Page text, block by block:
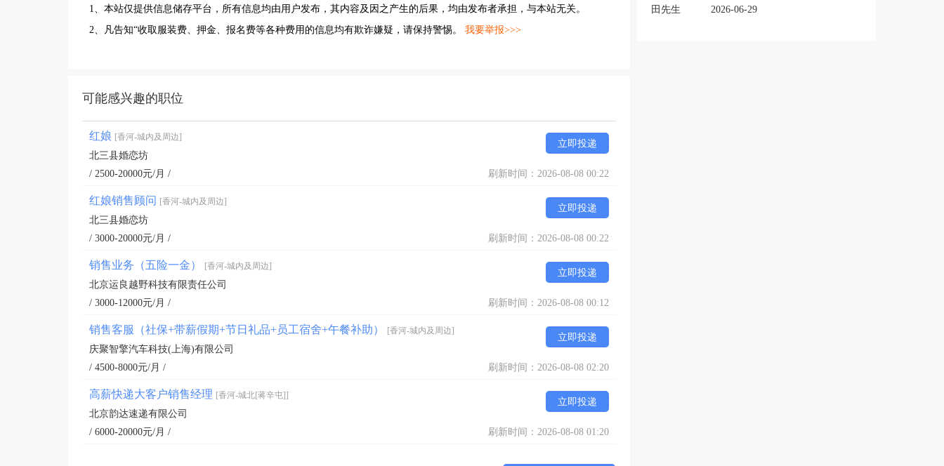
1、本站仅提供信息储存平台，所有信息均由用户发布，其内容及因之产生的后果，均由发布者承担，与本站无关。
2、凡告知“收取服装费、押金、报名费等各种费用的信息均有欺诈嫌疑，请保持警惕。 我要举报>>>
可能感兴趣的职位
红娘 [香河-城内及周边]
立即投递
北三县婚恋坊
/ 2500-20000元/月 /
刷新时间：2026-08-08 00:22
红娘销售顾问 [香河-城内及周边]
立即投递
北三县婚恋坊
/ 3000-20000元/月 /
刷新时间：2026-08-08 00:22
销售业务（五险一金） [香河-城内及周边]
立即投递
北京运良越野科技有限责任公司
/ 3000-12000元/月 /
刷新时间：2026-08-08 00:12
销售客服（社保+带薪假期+节日礼品+员工宿舍+午餐补助） [香河-城内及周边]
立即投递
庆聚智擎汽车科技(上海)有限公司
/ 4500-8000元/月 /
刷新时间：2026-08-08 02:20
高薪快递大客户销售经理 [香河-城北[蒋辛屯]]
立即投递
北京韵达速递有限公司
/ 6000-20000元/月 /
刷新时间：2026-08-08 01:20
田先生 2026-06-29